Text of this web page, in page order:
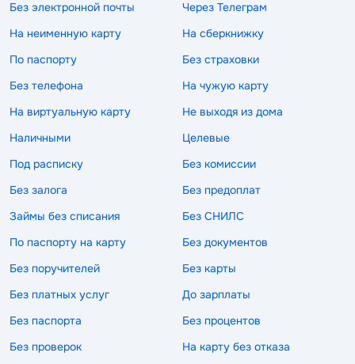
Без электронной почты
Через Телеграм
На неименную карту
На сберкнижку
По паспорту
Без страховки
Без телефона
На чужую карту
На виртуальную карту
Не выходя из дома
Наличными
Целевые
Под расписку
Без комиссии
Без залога
Без предоплат
Займы без списания
Без СНИЛС
По паспорту на карту
Без документов
Без поручителей
Без карты
Без платных услуг
До зарплаты
Без паспорта
Без процентов
Без проверок
На карту без отказа